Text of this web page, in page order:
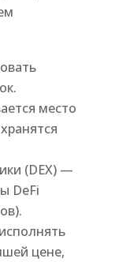
место
(DEX) —
DeFi
цене,